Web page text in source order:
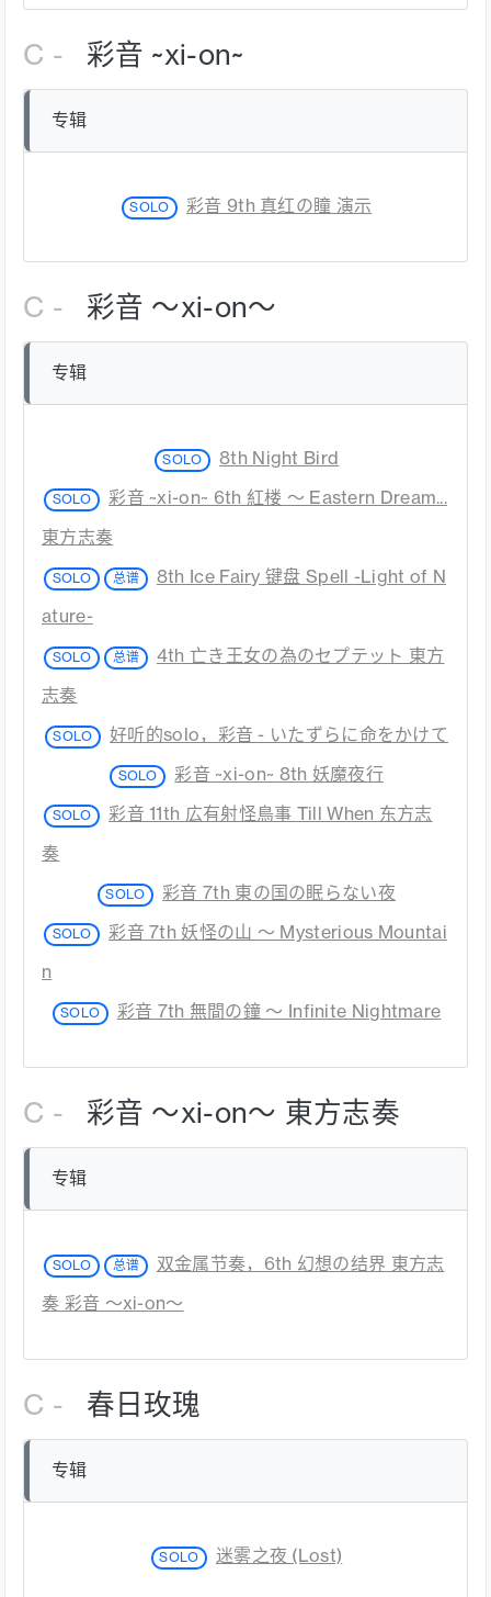
C - 彩音 ~xi-on~
专辑
SOLO 彩音 9th 真红の瞳 演示
C - 彩音 ～xi-on～
专辑
SOLO 8th Night Bird
SOLO 彩音 ~xi-on~ 6th 紅楼 ～ Eastern Dream...
東方志奏
SOLO 总谱 8th Ice Fairy 键盘 Spell -Light of N
ature-
SOLO 总谱 4th 亡き王女の為のセプテット 東方
志奏
SOLO 好听的solo，彩音 - いたずらに命をかけて
SOLO 彩音 ~xi-on~ 8th 妖魔夜行
SOLO 彩音 11th 広有射怪鳥事 Till When 东方志
奏
SOLO 彩音 7th 東の国の眠らない夜
SOLO 彩音 7th 妖怪の山 ～ Mysterious Mountai
n
SOLO 彩音 7th 無間の鐘 ～ Infinite Nightmare
C - 彩音 ～xi-on～ 東方志奏
专辑
SOLO 总谱 双金属节奏，6th 幻想の结界 東方志
奏 彩音 ～xi-on～
C - 春日玫瑰
专辑
SOLO 迷雾之夜 (Lost)